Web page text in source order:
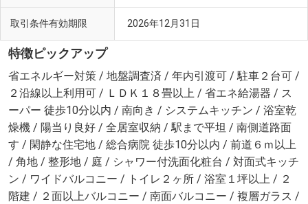
取引条件有効期限 2026年12月31日
特徴ピックアップ
省エネルギー対策 / 地盤調査済 / 年内引渡可 / 駐車２台可 /
２沿線以上利用可 / ＬＤＫ１８畳以上 / 省エネ給湯器 / ス
ーパー 徒歩10分以内 / 南向き / システムキッチン / 浴室乾
燥機 / 陽当り良好 / 全居室収納 / 駅まで平坦 / 南側道路面
す / 閑静な住宅地 / 総合病院 徒歩10分以内 / 前道６ｍ以上
/ 角地 / 整形地 / 庭 / シャワー付洗面化粧台 / 対面式キッチ
ン / ワイドバルコニー / トイレ２ヶ所 / 浴室１坪以上 / ２
階建 / ２面以上バルコニー / 南面バルコニー / 複層ガラス /